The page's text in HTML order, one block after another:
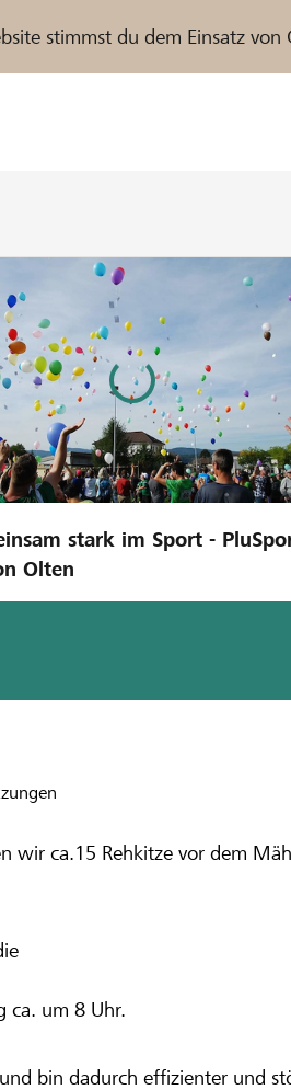
stimmst du dem Einsatz von
stark im Sport -
Olten
wir ca.15 Rehkitze vor dem
ca. um 8 Uhr.
bin dadurch effizienter und